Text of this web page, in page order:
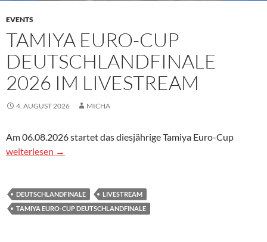
EVENTS
TAMIYA EURO-CUP
DEUTSCHLANDFINALE
2026 IM LIVESTREAM
4. AUGUST 2026 MICHA
Am 06.08.2026 startet das diesjährige Tamiya Euro-Cup
Tamiya Euro-Cup Deutschlandfinale 2026 im Livestream
weiterlesen →
DEUTSCHLANDFINALE
LIVESTREAM
TAMIYA EURO-CUP DEUTSCHLANDFINALE